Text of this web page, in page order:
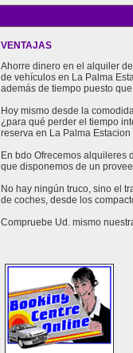
VENTAJAS
Ahorre dinero en el alquiler
de vehículos en La Palma
además de tiempo puesto
Hoy mismo desde la
¿para qué perder el tiempo
reserva en La Palma
En bdo Ofrecemos alquileres
que disponemos de un
No hay ningún truco, sino el
de coches, desde los
Compruebe Ud. mismo